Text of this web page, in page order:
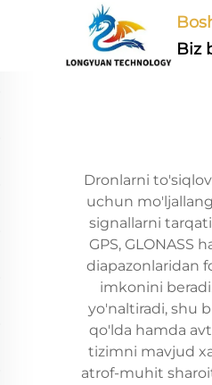
Biz
Dronlarni
uchun
signallarni
GPS,
diapazonlaridan
imkonini
yo'naltiradi, shu
qo'lda hamda
tizimni mavjud
atrof-muhit